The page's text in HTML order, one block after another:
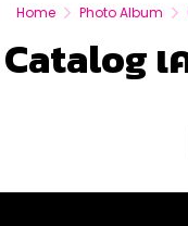
Home Photo Album
Catalog เ